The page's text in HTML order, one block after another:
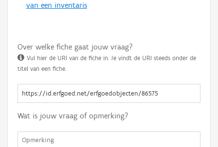
van een inventaris
Over welke fiche gaat jouw vraag?
Vul hier de URI van de fiche in. Je vindt de URI steeds onder de
titel van een fiche.
Wat is jouw vraag of opmerking?